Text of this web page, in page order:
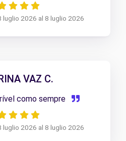
luglio 2026 al 8 luglio 2026
VAZ C.
como sempre
luglio 2026 al 8 luglio 2026